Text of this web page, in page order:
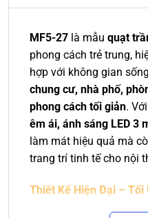
MF5-27 là mẫu quạt
phong cách trẻ trung,
hợp với không gian
chung cư, nhà phố,
phong cách tối giản. Với
êm ái, ánh sáng LED 3
làm mát hiệu quả mà
trang trí tinh tế cho nội
Thiết Kế Hiện Đại – Tối
tối giản,